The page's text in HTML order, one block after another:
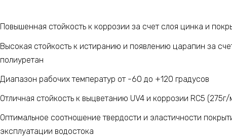
Повышенная стойкость к коррозии за счет слоя цинка и
Высокая стойкость к истиранию и появлению царапин за
полиуретан
Диапазон рабочих температур от -60 до +120 градусов
Отличная стойкость к выцветанию UV4 и коррозии RC5
Оптимальное соотношение твердости и эластичности
эксплуатации водостока